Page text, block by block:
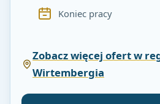
Koniec pracy
Zobacz więcej ofert w
Wirtembergia